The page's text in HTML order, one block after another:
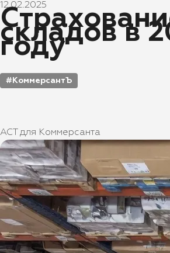
12.02.2025
складов в
году
КоммерсантЪ
АСТ для Коммерсанта